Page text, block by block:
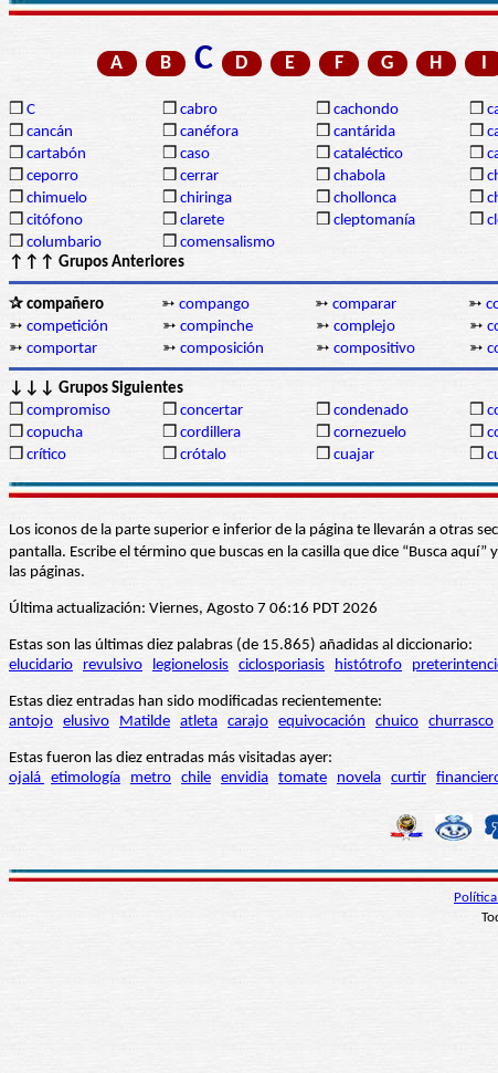
A B C D E F G H
❒ C ❒ cabro ❒ cachondo ❒
❒ cancán ❒ canéfora ❒ cantárida ❒
❒ cartabón ❒ caso ❒ cataléctico ❒
❒ ceporro ❒ cerrar ❒ chabola ❒
❒ chimuelo ❒ chiringa ❒ chollonca ❒
❒ citófono ❒ clarete ❒ cleptomanía ❒
❒ columbario ❒ comensalismo
↑↑↑ Grupos Anteriores
✰ compañero ➳ compango ➳ comparar ➳
➳ competición ➳ compinche ➳ complejo ➳
➳ comportar ➳ composición ➳ compositivo ➳
↓↓↓ Grupos Siguientes
❒ compromiso ❒ concertar ❒ condenado ❒
❒ copucha ❒ cordillera ❒ cornezuelo ❒
❒ crítico ❒ crótalo ❒ cuajar ❒
Los iconos de la parte superior e inferior de la página te llevarán a otras
pantalla. Escribe el término que buscas en la casilla que dice “Busca
las páginas.
Última actualización: Viernes, Agosto 7 06:16 PDT 2026
Estas son las últimas diez palabras (de 15.865) añadidas al diccionario:
elucidario
revulsivo legionelosis ciclosporiasis histótrofo
Estas diez entradas han sido modificadas recientemente:
antojo elusivo Matilde atleta carajo equivocación chuico churrasco
Estas fueron las diez entradas más visitadas ayer:
ojalá etimología metro chile envidia tomate novela curtir